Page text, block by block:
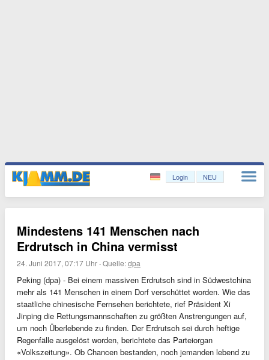
Login NEU
Mindestens 141 Menschen nach
Erdrutsch in China vermisst
24. Juni 2017, 07:17 Uhr ·Quelle:dpa
Peking (dpa) - Bei einem massiven Erdrutsch sind in Südwestchina
mehr als 141 Menschen in einem Dorf verschüttet worden. Wie das
staatliche chinesische Fernsehen berichtete, rief Präsident Xi
Jinping die Rettungsmannschaften zu größten Anstrengungen auf,
um noch Überlebende zu finden. Der Erdrutsch sei durch heftige
Regenfälle ausgelöst worden, berichtete das Parteiorgan
«Volkszeitung». Ob Chancen bestanden, noch jemanden lebend zu